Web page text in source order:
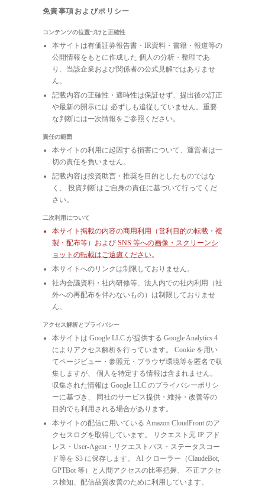
免責事項およびポリシー
コンテンツの位置づけと正確性
本サイトは有価証券報告書・IR資料・書籍・報道等の
公開情報をもとに作成した 個人の分析・整理であ
り、当該企業および関係者の公式見解ではありませ
ん。
記載内容の正確性・適時性は保証せず、提出後の訂正
や最新の開示には 必ずしも追従していません。重要
な判断には一次情報をご参照ください。
責任の範囲
本サイトの利用に起因する損害について、運営者は一
切の責任を負いません。
記載内容は投資助言・推奨を目的としたものではな
く、 投資判断はご自身の責任に基づいて行ってくだ
さい。
二次利用について
本サイト掲載の内容の商用利用（営利目的の転載・複
製・配布等）および SNS 等への画像・スクリーンシ
ョットの転載はご遠慮ください。
本サイトへのリンクは制限しておりません。
社内会議資料・社内研修等、法人内での社内利用（社
外への再配布を伴わないもの）は制限しておりませ
ん。
アクセス解析とプライバシー
本サイトは Google LLC が提供する Google Analytics 4
によりアクセス解析を行っています。 Cookie を用い
てページビュー・参照元・ブラウザ環境等を匿名で収
集しますが、 個人を特定する情報は含まれません。
収集された情報は Google LLC のプライバシーポリシ
ーに基づき、 同社のサービス提供・維持・改善等の
目的でも利用される場合があります。
本サイトの配信に用いている Amazon CloudFront のア
クセスログを取得しています。 リクエスト元 IP アド
レス・User-Agent・リクエストパス・ステータスコー
ド等を S3 に保存します。 AI クローラー（ClaudeBot,
GPTBot 等）と人間アクセスの比率把握、 不正アクセ
ス検知、配信品質改善のために利用しています。